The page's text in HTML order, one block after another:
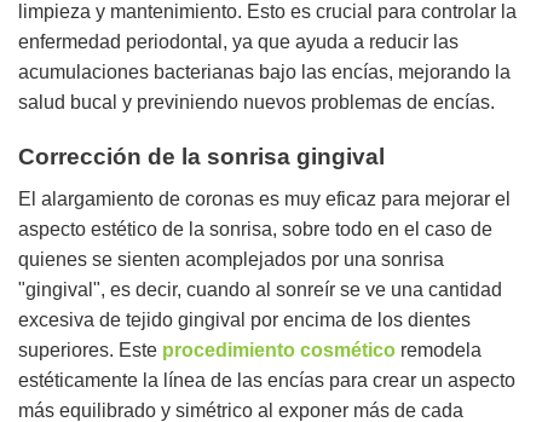
limpieza y mantenimiento. Esto es crucial para controlar la
enfermedad periodontal, ya que ayuda a reducir las
acumulaciones bacterianas bajo las encías, mejorando la
salud bucal y previniendo nuevos problemas de encías.
Corrección de la sonrisa gingival
El alargamiento de coronas es muy eficaz para mejorar el
aspecto estético de la sonrisa, sobre todo en el caso de
quienes se sienten acomplejados por una sonrisa
"gingival", es decir, cuando al sonreír se ve una cantidad
excesiva de tejido gingival por encima de los dientes
superiores. Este procedimiento cosmético remodela
estéticamente la línea de las encías para crear un aspecto
más equilibrado y simétrico al exponer más de cada